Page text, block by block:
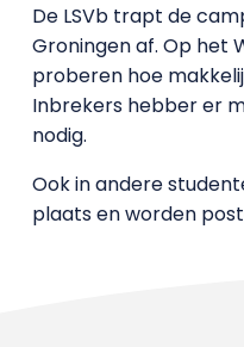
De LSVb trapt de
Groningen af. Op het
proberen hoe
Inbrekers hebber er
nodig.
Ook in andere
plaats en worden